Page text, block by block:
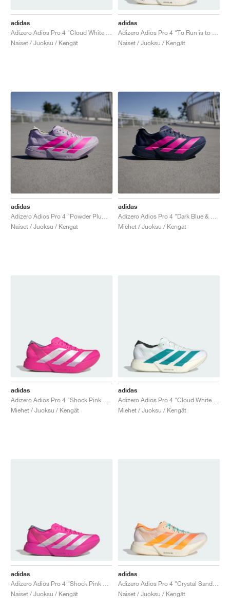
adidas
Naiset / Juoksu / Kengät
adidas
Naiset / Juoksu / Kengät
adidas
Naiset / Juoksu / Kengät
adidas
Miehet / Juoksu / Kengät
adidas
Miehet / Juoksu / Kengät
adidas
Miehet / Juoksu / Kengät
adidas
Naiset / Juoksu / Kengät
adidas
Naiset / Juoksu / Kengät